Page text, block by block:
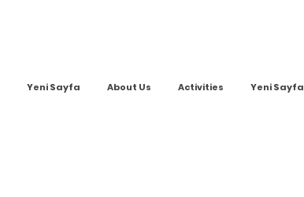
Yeni Sayfa About Us Activities Yeni Sayfa